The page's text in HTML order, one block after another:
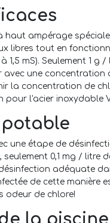
haut ampérage
libres tout en
1,5 mS). Seulement 1 g /
avec une concentration
la concentration de
l'acier inoxydable
une étape de
0,1 mg / litre
adéquate
de cette manière
odeur de chlore!